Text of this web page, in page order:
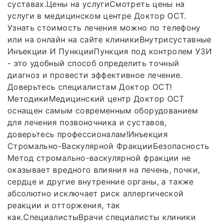
суставах.Цены на услугиСмотреть цены на
услуги в медицинском центре Доктор ОСТ.
Узнать стоимость лечения можно по телефону
или на онлайн на сайте клиникиВнутрисуставные
Инъекции И ПункцииПункция под контролем УЗИ
- это удобный способ определить точный
диагноз и провести эффективное лечение.
Доверьтесь специалистам Доктор ОСТ!
МетодикиМедицинский центр Доктор ОСТ
оснащен самым современным оборудованием
для лечения позвоночника и суставов,
доверьтесь профессионалам!Инъекция
Стромально-Васкулярной ФракцииБезопасность
Метод стромально-васкулярной фракции не
оказывает вредного влияния на печень, почки,
сердце и другие внутренние органы, а также
абсолютно исключает риск аллергической
реакции и отторжения, так
как.СпециалистыВрачи специалисты клиники